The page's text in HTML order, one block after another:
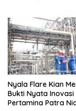
Nyala Flare Kian
Bukti Nyata Inovasi
Pertamina Patra